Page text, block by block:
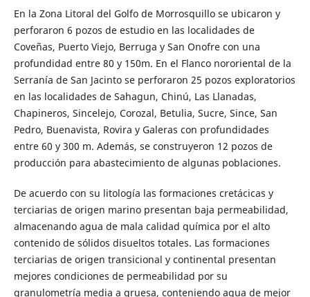
En la Zona Litoral del Golfo de Morrosquillo se ubicaron y
perforaron 6 pozos de estudio en las localidades de
Coveñas, Puerto Viejo, Berruga y San Onofre con una
profundidad entre 80 y 150m. En el Flanco nororiental de la
Serranía de San Jacinto se perforaron 25 pozos exploratorios
en las localidades de Sahagun, Chinú, Las Llanadas,
Chapineros, Sincelejo, Corozal, Betulia, Sucre, Since, San
Pedro, Buenavista, Rovira y Galeras con profundidades
entre 60 y 300 m. Además, se construyeron 12 pozos de
producción para abastecimiento de algunas poblaciones.
De acuerdo con su litología las formaciones cretácicas y
terciarias de origen marino presentan baja permeabilidad,
almacenando agua de mala calidad química por el alto
contenido de sólidos disueltos totales. Las formaciones
terciarias de origen transicional y continental presentan
mejores condiciones de permeabilidad por su
granulometría media a gruesa, conteniendo agua de mejor